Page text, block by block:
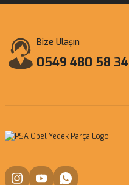
Bize Ulaşın
0549 480 58 34